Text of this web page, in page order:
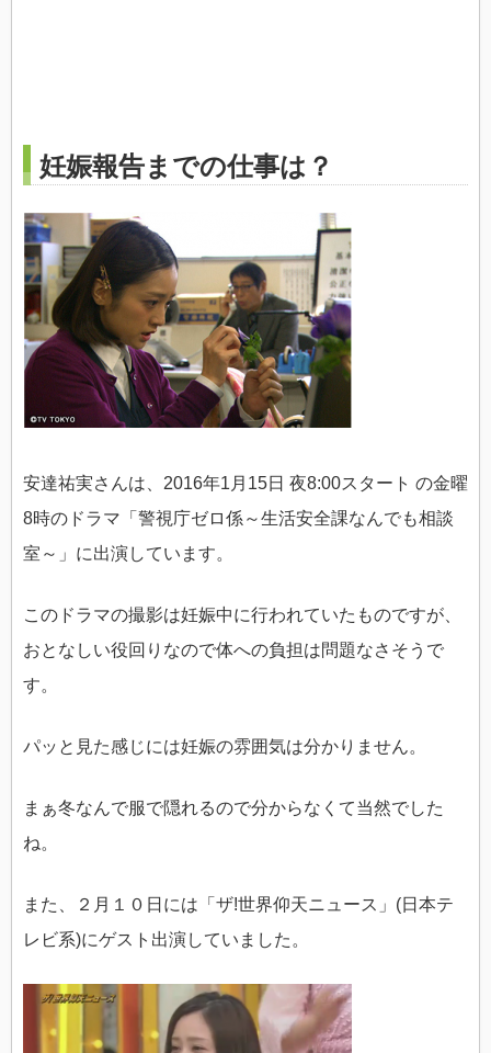
妊娠報告までの仕事は？
安達祐実さんは、2016年1月15日 夜8:00スタート の金曜
8時のドラマ「警視庁ゼロ係～生活安全課なんでも相談
室～」に出演しています。
このドラマの撮影は妊娠中に行われていたものですが、
おとなしい役回りなので体への負担は問題なさそうで
す。
パッと見た感じには妊娠の雰囲気は分かりません。
まぁ冬なんで服で隠れるので分からなくて当然でした
ね。
また、２月１０日には「ザ!世界仰天ニュース」(日本テ
レビ系)にゲスト出演していました。